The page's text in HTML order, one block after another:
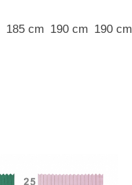
185 cm 190 cm 190 cm